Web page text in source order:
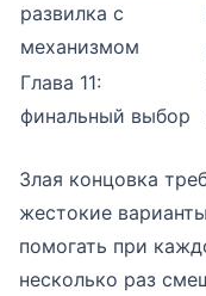
развилка с
механизмом
Глава 11:
финальный выбор
Злая концовка
жестокие
помогать при
несколько раз